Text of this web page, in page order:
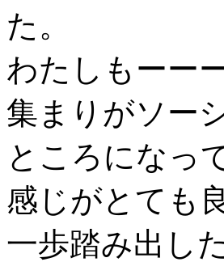
た。
わたしもーー
集まりがソー
ところになっ
感じがとても
一歩踏み出し